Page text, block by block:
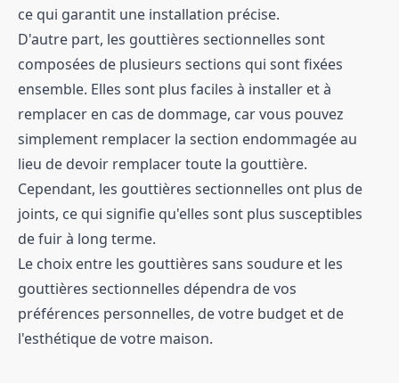
ce qui garantit une installation précise.
D'autre part, les gouttières sectionnelles sont
composées de plusieurs sections qui sont fixées
ensemble. Elles sont plus faciles à installer et à
remplacer en cas de dommage, car vous pouvez
simplement remplacer la section endommagée au
lieu de devoir remplacer toute la gouttière.
Cependant, les gouttières sectionnelles ont plus de
joints, ce qui signifie qu'elles sont plus susceptibles
de fuir à long terme.
Le choix entre les gouttières sans soudure et les
gouttières sectionnelles dépendra de vos
préférences personnelles, de votre budget et de
l'esthétique de votre maison.